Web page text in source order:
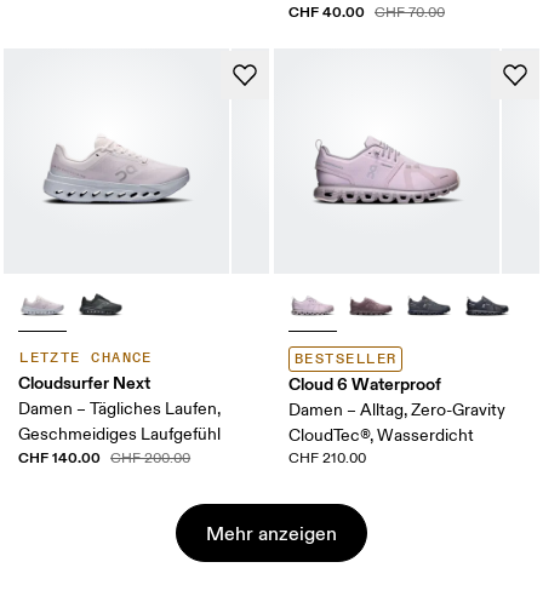
CHF 40.00 CHF 70.00
LETZTE CHANCE
Cloudsurfer Next
Damen – Tägliches Laufen,
Geschmeidiges Laufgefühl
CHF 140.00 CHF 200.00
BESTSELLER
Cloud 6 Waterproof
Damen – Alltag, Zero-Gravity
CloudTec®, Wasserdicht
CHF 210.00
Mehr anzeigen